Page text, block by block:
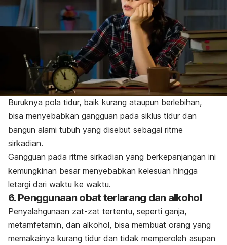
Buruknya pola tidur, baik kurang ataupun berlebihan,
bisa menyebabkan gangguan pada siklus tidur dan
bangun alami tubuh yang disebut sebagai ritme
sirkadian.
Gangguan pada ritme sirkadian yang berkepanjangan ini
kemungkinan besar menyebabkan kelesuan hingga
letargi dari waktu ke waktu.
6. Penggunaan obat terlarang dan alkohol
Penyalahgunaan zat-zat tertentu, seperti ganja,
metamfetamin, dan alkohol, bisa membuat orang yang
memakainya kurang tidur dan tidak memperoleh asupan